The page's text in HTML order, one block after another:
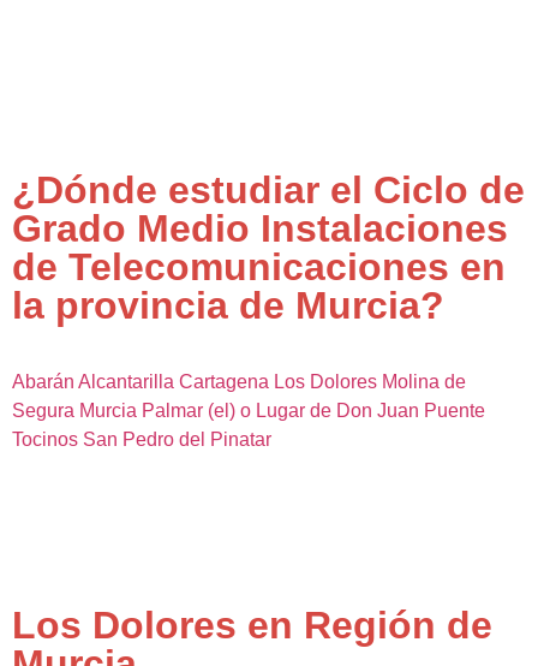
¿Dónde estudiar el Ciclo de
Grado Medio Instalaciones
de Telecomunicaciones en
la provincia de Murcia?
Abarán Alcantarilla Cartagena Los Dolores Molina de
Segura Murcia Palmar (el) o Lugar de Don Juan Puente
Tocinos San Pedro del Pinatar
Los Dolores en Región de